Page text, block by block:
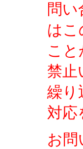
問
はこ
こ
禁止
繰り
対応
お問